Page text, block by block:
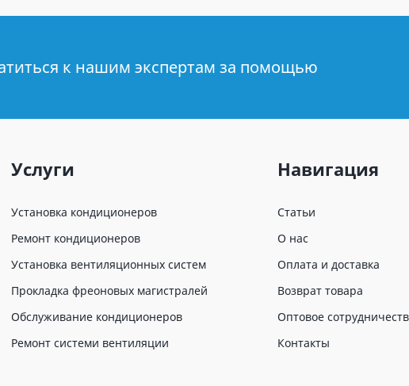
к нашим экспертам за помощью
Услуги
Установка кондиционеров
Ремонт кондиционеров
Установка вентиляционных систем
Прокладка фреоновых магистралей
Обслуживание кондиционеров
Ремонт системи вентиляции
Навигация
Статьи
О нас
Оплата и доставка
Возврат товара
Оптовое
Контакты